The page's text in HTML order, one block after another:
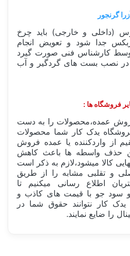
گرنجور
(داخلی و خارجی) باید چرخ
جدا شود و تعویض انجام
توسط کارشناس فنی صورت گیرد
در نصب بست های گردگیر و آب
فروشگاه ها :
فروش عمده،محصولات را به دست
یدک کار شما محصولات
از واردکننده یا عمده فروش
حذف واسطه ها باعث کاهش
نهایی کالا میشود،لازم به ذکر است
و تقلبی مشابه را از طریق
اطلاع رسانی میکنیم تا
و سود جو با قیمت های کاذب و
کار نتوانند حقوق شما در
را ضایع نمایند.